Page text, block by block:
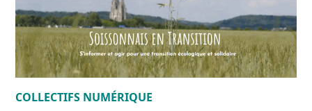
COLLECTIFS NUMÉRIQUE